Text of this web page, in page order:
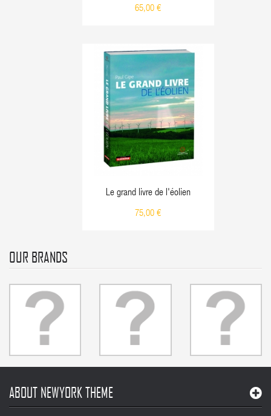
65,00 €
Le grand livre de l'éolien
75,00 €
OUR BRANDS
ABOUT NEWYORK THEME